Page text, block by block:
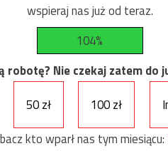
wspieraj nas już od teraz.
104%
robotę? Nie czekaj zatem do
50 zł 100 zł
kto wparł nas tym miesiącu: